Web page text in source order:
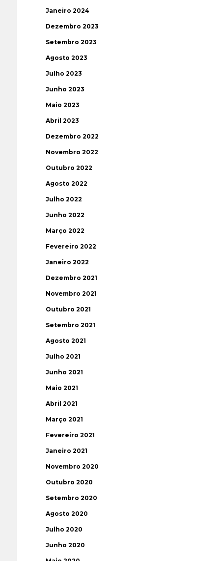
Janeiro 2024
Dezembro 2023
Setembro 2023
Agosto 2023
Julho 2023
Junho 2023
Maio 2023
Abril 2023
Dezembro 2022
Novembro 2022
Outubro 2022
Agosto 2022
Julho 2022
Junho 2022
Março 2022
Fevereiro 2022
Janeiro 2022
Dezembro 2021
Novembro 2021
Outubro 2021
Setembro 2021
Agosto 2021
Julho 2021
Junho 2021
Maio 2021
Abril 2021
Março 2021
Fevereiro 2021
Janeiro 2021
Novembro 2020
Outubro 2020
Setembro 2020
Agosto 2020
Julho 2020
Junho 2020